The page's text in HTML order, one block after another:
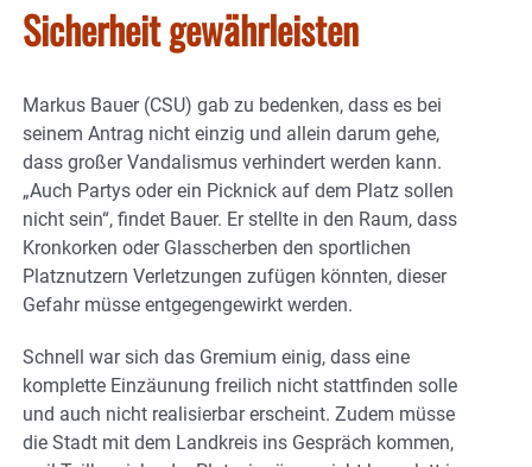
Sicherheit gewährleisten
Markus Bauer (CSU) gab zu bedenken, dass es bei
seinem Antrag nicht einzig und allein darum gehe,
dass großer Vandalismus verhindert werden kann.
„Auch Partys oder ein Picknick auf dem Platz sollen
nicht sein“, findet Bauer. Er stellte in den Raum, dass
Kronkorken oder Glasscherben den sportlichen
Platznutzern Verletzungen zufügen könnten, dieser
Gefahr müsse entgegengewirkt werden.
Schnell war sich das Gremium einig, dass eine
komplette Einzäunung freilich nicht stattfinden solle
und auch nicht realisierbar erscheint. Zudem müsse
die Stadt mit dem Landkreis ins Gespräch kommen,